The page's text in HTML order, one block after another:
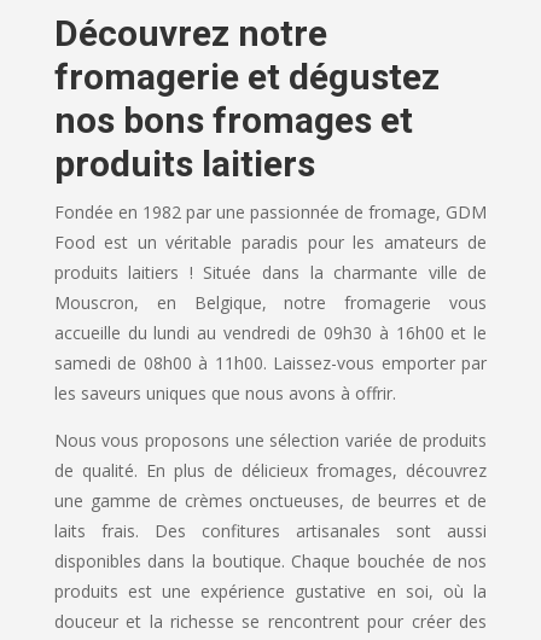
Découvrez notre
fromagerie et dégustez
nos bons fromages et
produits laitiers
Fondée en 1982 par une passionnée de fromage, GDM
Food est un véritable paradis pour les amateurs de
produits laitiers ! Située dans la charmante ville de
Mouscron, en Belgique, notre fromagerie vous
accueille du lundi au vendredi de 09h30 à 16h00 et le
samedi de 08h00 à 11h00. Laissez-vous emporter par
les saveurs uniques que nous avons à offrir.
Nous vous proposons une sélection variée de produits
de qualité. En plus de délicieux fromages, découvrez
une gamme de crèmes onctueuses, de beurres et de
laits frais. Des confitures artisanales sont aussi
disponibles dans la boutique. Chaque bouchée de nos
produits est une expérience gustative en soi, où la
douceur et la richesse se rencontrent pour créer des